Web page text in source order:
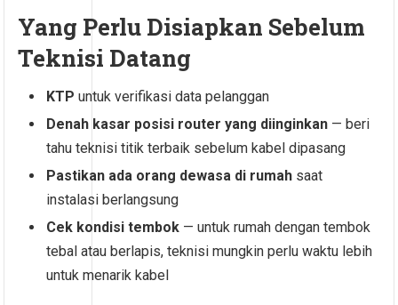
Yang Perlu Disiapkan Sebelum
Teknisi Datang
KTP untuk verifikasi data pelanggan
Denah kasar posisi router yang diinginkan — beri
tahu teknisi titik terbaik sebelum kabel dipasang
Pastikan ada orang dewasa di rumah saat
instalasi berlangsung
Cek kondisi tembok — untuk rumah dengan tembok
tebal atau berlapis, teknisi mungkin perlu waktu lebih
untuk menarik kabel